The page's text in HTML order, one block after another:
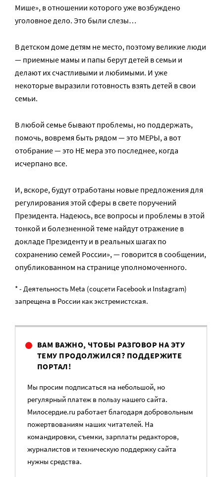
Мише», в отношении которого уже возбуждено
уголовное дело. Это были слезы…
В детском доме детям не место, поэтому великие люди
— приемные мамы и папы берут детей в семьи и
делают их счастливыми и любимыми. И уже
некоторые выразили готовность взять детей в свои
семьи.
В любой семье бывают проблемы, но поддержать,
помочь, вовремя быть рядом — это МЕРЫ, а вот
отобрание — это НЕ мера это последнее, когда
исчерпано все.
И, вскоре, будут отработаны новые предложения для
регулирования этой сферы в свете поручений
Президента. Надеюсь, все вопросы и проблемы в этой
тонкой и болезненной теме найдут отражение в
докладе Президенту и в реальных шагах по
сохранению семей России», — говорится в сообщении,
опубликованном на странице уполномоченного.
* - Деятельность Meta (соцсети Facebook и Instagram)
запрещена в России как экстремистская.
ВАМ ВАЖНО, ЧТОБЫ РАЗГОВОР НА ЭТУ
ТЕМУ ПРОДОЛЖИЛСЯ? ПОДДЕРЖИТЕ
ПОРТАЛ!
Мы просим подписаться на небольшой, но
регулярный платеж в пользу нашего сайта.
Милосердие.ru работает благодаря добровольным
пожертвованиям наших читателей. На
командировки, съемки, зарплаты редакторов,
журналистов и техническую поддержку сайта
нужны средства.